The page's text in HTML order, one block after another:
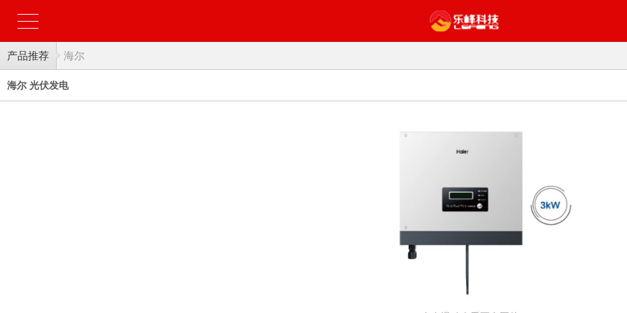
产品推荐 海尔
海尔 光伏发电